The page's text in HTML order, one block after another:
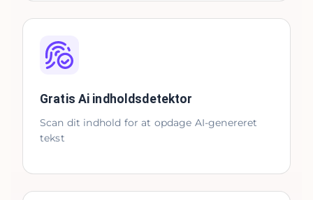
Gratis Ai indholdsdetektor
Scan dit indhold for at opdage AI-genereret
tekst